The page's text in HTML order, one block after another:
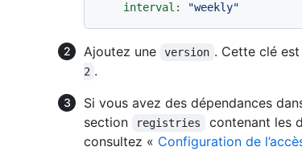
interval:
"weekly"
Ajoutez une version . Cette clé
2 .
Si vous avez des dépendances
section
registries
contenant les
consultez « Configuration de